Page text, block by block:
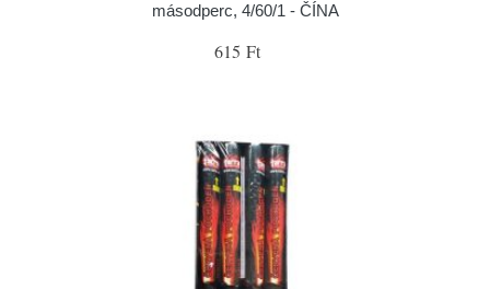
másodperc, 4/60/1 - ČÍNA
615 Ft